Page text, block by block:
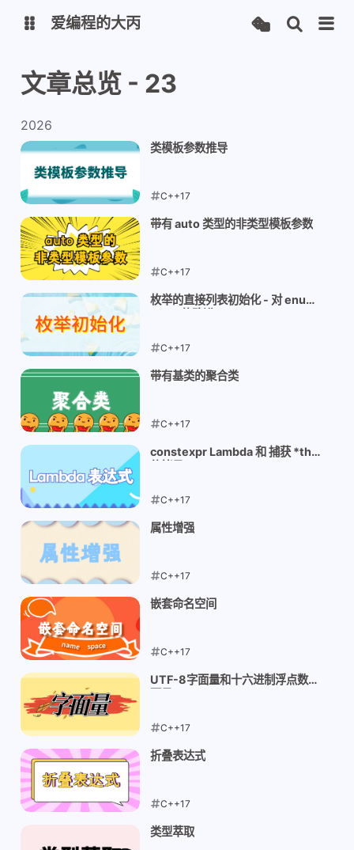
英文版 中文版
大丙课堂
QQ交流群 微信
留言板
了凡四训
心经
地藏经 道德经
爱编程的大丙
文章总览 - 23
2026
类模板参数推导
C++17
2026-04-30
带有 auto 类型的非类型模板参数
C++17
2026-04-29
枚举的直接列表初始化 - 对 enum
C++17
2026-04-28
带有基类的聚合类
C++17
2026-04-25
constexpr Lambda 和 捕获 *this
C++17
2026-04-24
属性增强
C++17
2026-04-23
嵌套命名空间
C++17
2026-04-23
UTF-8字面量和十六进制浮点数字
C++17
2026-04-23
折叠表达式
C++17
2026-04-21
类型萃取